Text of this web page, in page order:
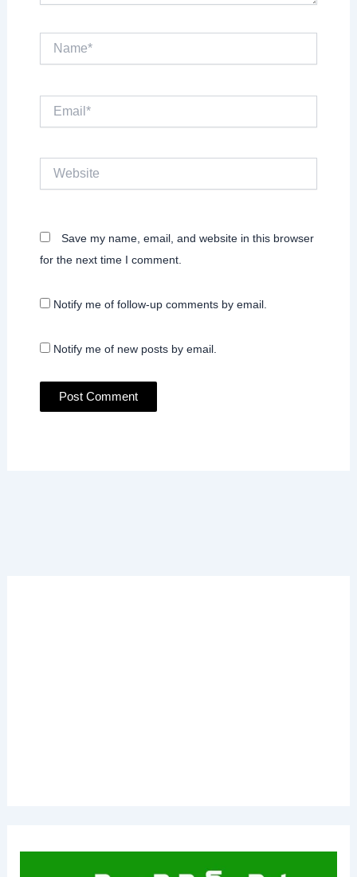
Website
Save my name, email, and website in this browser
for the next time I comment.
Notify me of follow-up comments by email.
Notify me of new posts by email.